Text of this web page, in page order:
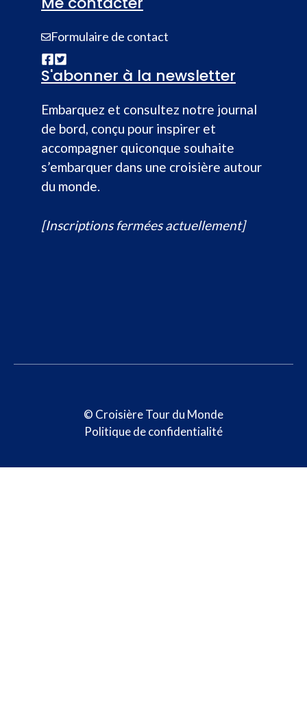
Formulaire de contact
S'abonner à la newsletter
Embarquez et consultez notre journal
de bord, conçu pour inspirer et
accompagner quiconque souhaite
s’embarquer dans une croisière autour
du monde.
[Inscriptions fermées actuellement]
© Croisière Tour du Monde
Politique de confidentialité